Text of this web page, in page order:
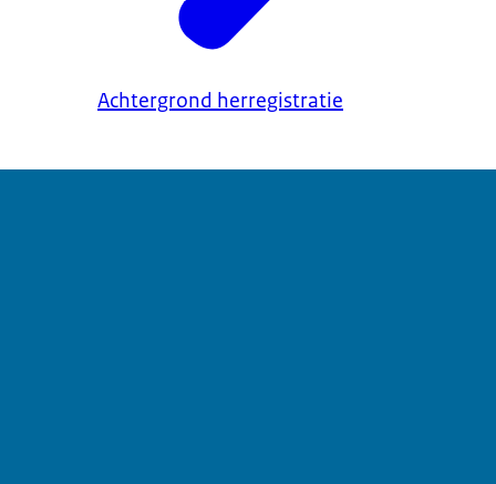
Achtergrond herregistratie